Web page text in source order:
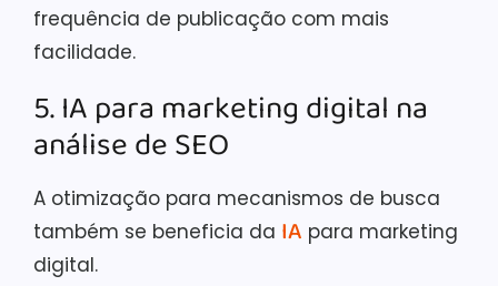
frequência de publicação com mais
facilidade.
5. IA para marketing digital na
análise de SEO
A otimização para mecanismos de busca
também se beneficia da IA para marketing
digital.